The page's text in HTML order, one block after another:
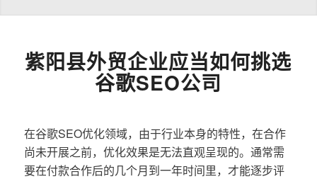
紫阳县外贸企业应当如何挑选
谷歌SEO公司
在谷歌SEO优化领域，由于行业本身的特性，在合作
尚未开展之前，优化效果是无法直观呈现的。通常需
要在付款合作后的几个月到一年时间里，才能逐步评